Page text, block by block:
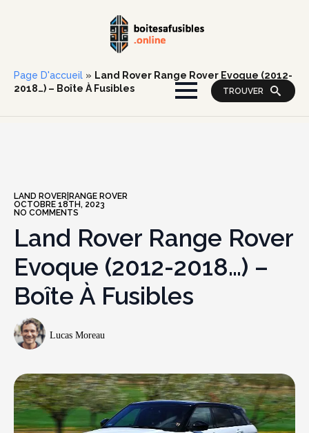
TROUVER
Page D'accueil » Land Rover Range Rover Evoque (2012-
2018…) – Boîte À Fusibles
LAND ROVER|RANGE ROVER
OCTOBRE 18TH, 2023
NO COMMENTS
Land Rover Range Rover
Evoque (2012-2018…) –
Boîte À Fusibles
Lucas Moreau